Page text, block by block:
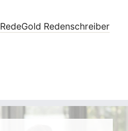
RedeGold Reden­schreiber